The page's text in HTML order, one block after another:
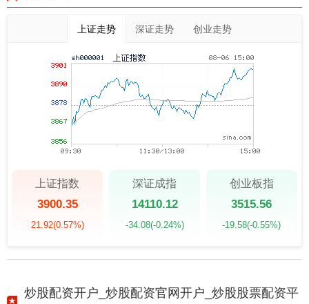
上证走势 深证走势 创业走势
上证指数
3900.35
21.92(0.57%)
深证成指
14110.12
-34.08(-0.24%)
创业板指
3515.56
-19.58(-0.55%)
炒股配资开户_炒股配资官网开户_炒股股票配资平